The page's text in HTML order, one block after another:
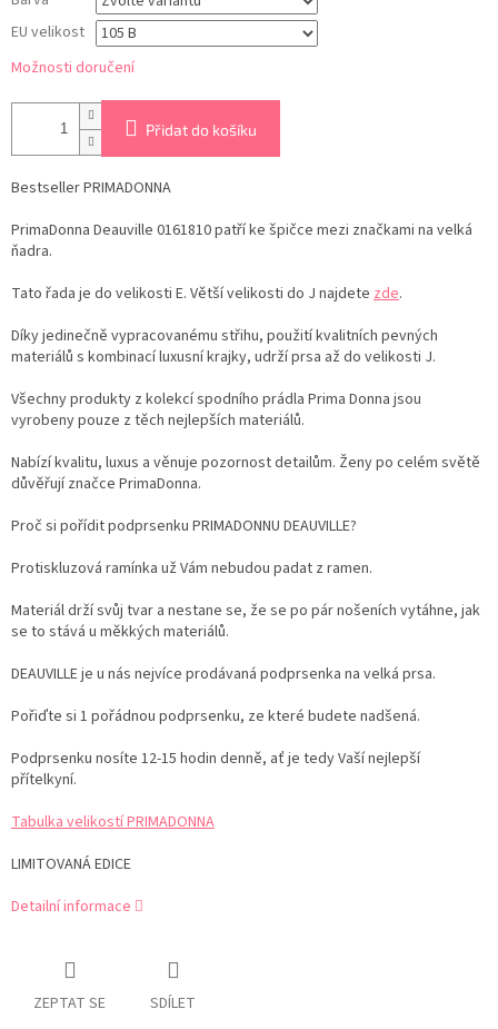
EU velikost
Možnosti doručení
Přidat do košíku
Bestseller PRIMADONNA
PrimaDonna Deauville 0161810 patří ke špičce mezi značkami na velká
ňadra.
Tato řada je do velikosti E. Větší velikosti do J najdete zde.
Díky jedinečně vypracovanému střihu, použití kvalitních pevných
materiálů s kombinací luxusní krajky, udrží prsa až do velikosti J.
Všechny produkty z kolekcí spodního prádla Prima Donna jsou
vyrobeny pouze z těch nejlepších materiálů.
Nabízí kvalitu, luxus a věnuje pozornost detailům. Ženy po celém světě
důvěřují značce PrimaDonna.
Proč si pořídit podprsenku PRIMADONNU DEAUVILLE?
Protiskluzová ramínka už Vám nebudou padat z ramen.
Materiál drží svůj tvar a nestane se, že se po pár nošeních vytáhne, jak
se to stává u měkkých materiálů.
DEAUVILLE je u nás nejvíce prodávaná podprsenka na velká prsa.
Pořiďte si 1 pořádnou podprsenku, ze které budete nadšená.
Podprsenku nosíte 12-15 hodin denně, ať je tedy Vaší nejlepší
přítelkyní.
Tabulka velikostí PRIMADONNA
LIMITOVANÁ EDICE
Detailní informace
ZEPTAT SE SDÍLET